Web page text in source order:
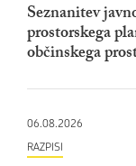
Seznanitev
prostorskega
občinskega
06.08.2026
RAZPISI